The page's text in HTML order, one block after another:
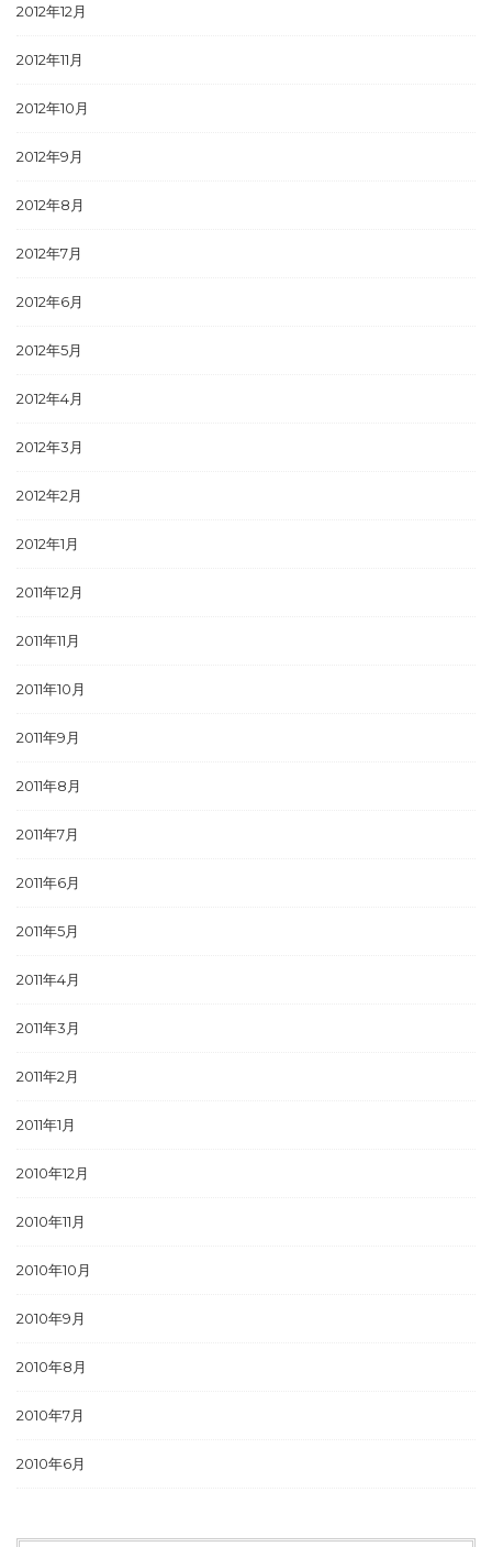
2012年12月
2012年11月
2012年10月
2012年9月
2012年8月
2012年7月
2012年6月
2012年5月
2012年4月
2012年3月
2012年2月
2012年1月
2011年12月
2011年11月
2011年10月
2011年9月
2011年8月
2011年7月
2011年6月
2011年5月
2011年4月
2011年3月
2011年2月
2011年1月
2010年12月
2010年11月
2010年10月
2010年9月
2010年8月
2010年7月
2010年6月